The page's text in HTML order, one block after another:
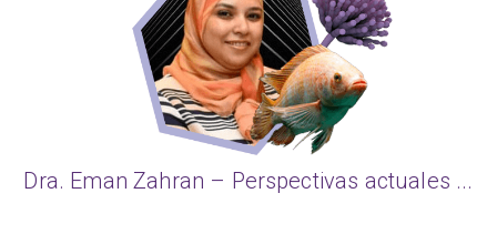
Dra. Eman Zahran – Perspectivas actuales ...